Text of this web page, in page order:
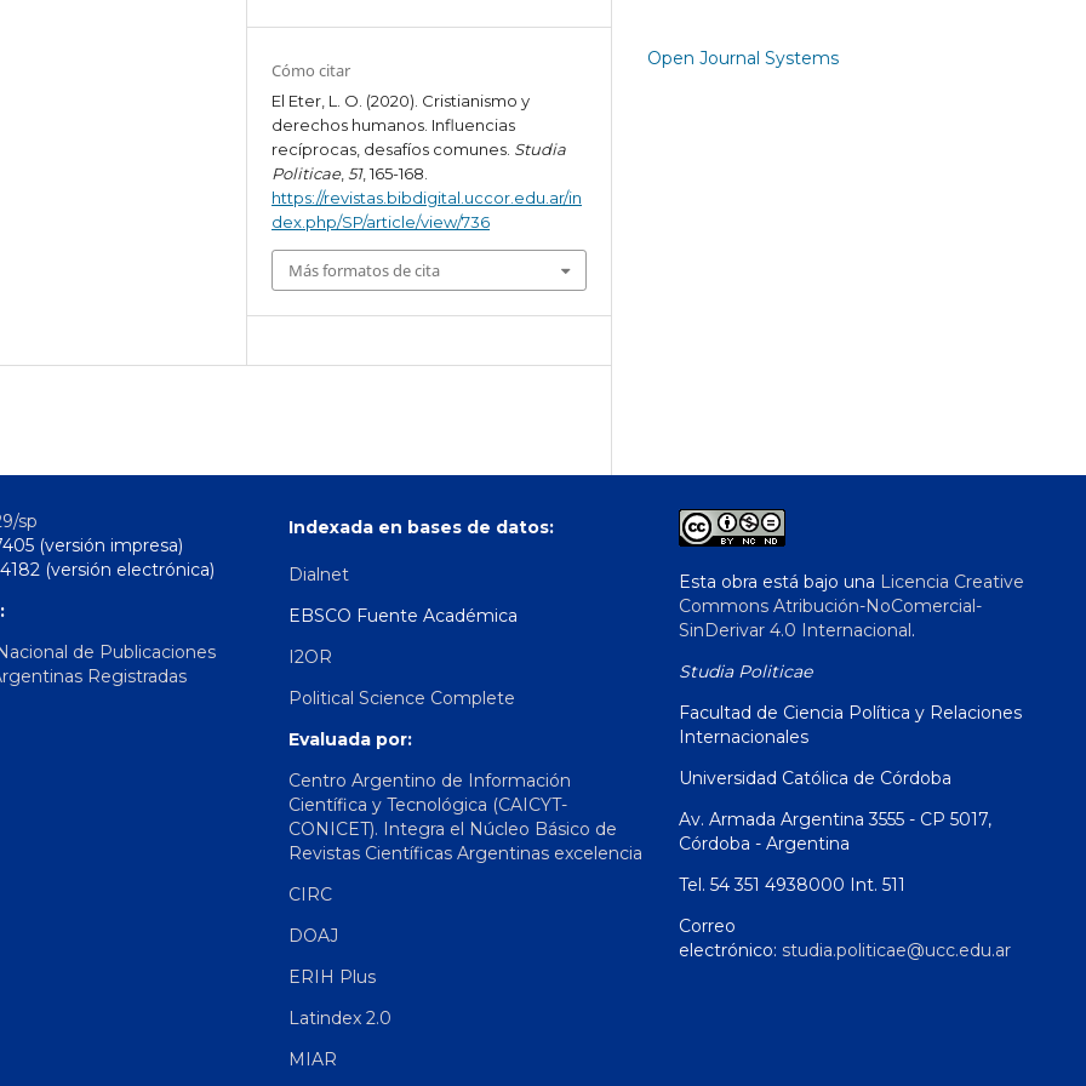
Cómo citar
El Eter, L. O. (2020). Cristianismo y
derechos humanos. Influencias
recíprocas, desafíos comunes. Studia
Politicae,51, 165-168.
https://revistas.bibdigital.uccor.edu.ar/in
dex.php/SP/article/view/736
Más formatos de cita
Open Journal Systems
sp
(versión impresa)
(versión electrónica)
de Publicaciones
Registradas
Indexada en bases de datos:
Dialnet
EBSCO Fuente Académica
I2OR
Political Science Complete
Evaluada por:
Centro Argentino de Información
Científica y Tecnológica (CAICYT-
CONICET). Integra el Núcleo Básico de
Revistas Científicas Argentinas excelencia
CIRC
DOAJ
ERIH Plus
Latindex 2.0
MIAR
Esta obra está bajo una Licencia Creative
Commons Atribución-NoComercial-
SinDerivar 4.0 Internacional .
Studia Politicae
Facultad de Ciencia Política y Relaciones
Internacionales
Universidad Católica de Córdoba
Av. Armada Argentina 3555 - CP 5017,
Córdoba - Argentina
Tel. 54 351 4938000 Int. 511
Correo
electrónico: studia.politicae@ucc.edu.ar